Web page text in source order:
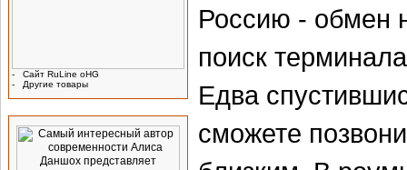
-
Сайт RuLine oHG
-
Другие товары
Россию - обмен
поиск
Едва
сможете